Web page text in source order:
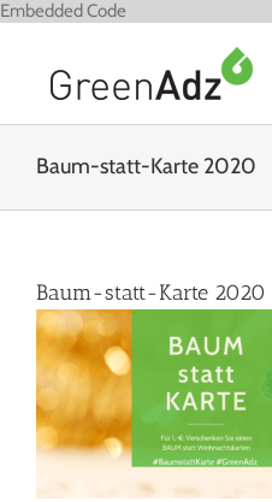
Embedded Code
Baum-statt-Karte 2020
Baum-statt-Karte 2020